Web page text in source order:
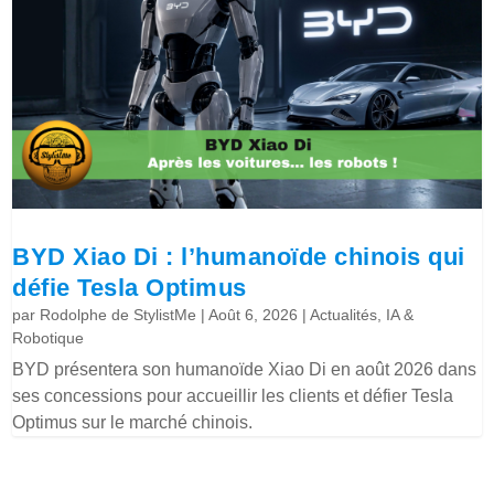
BYD Xiao Di : l’humanoïde chinois qui
défie Tesla Optimus
par Rodolphe de StylistMe |Août 6, 2026 |Actualités IA &
Robotique
BYD présentera son humanoïde Xiao Di en août 2026 dans
ses concessions pour accueillir les clients et défier Tesla
Optimus sur le marché chinois.